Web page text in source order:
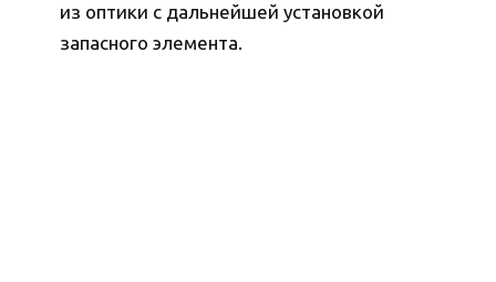
из оптики с дальнейшей установкой
запасного элемента.